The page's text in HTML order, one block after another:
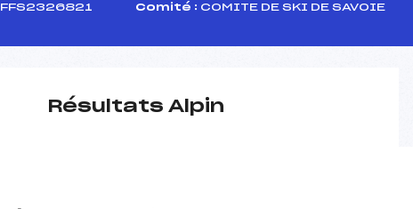
FFS2326821 Comité : COMITE DE SKI DE SAVOIE
Résultats Alpin